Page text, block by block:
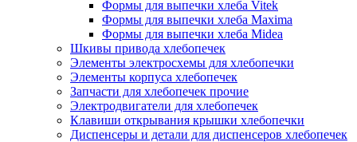
Формы для выпечки хлеба Vitek
Формы для выпечки хлеба Maxima
Формы для выпечки хлеба Midea
Шкивы привода хлебопечек
Элементы электросхемы для хлебопечки
Элементы корпуса хлебопечек
Запчасти для хлебопечек прочие
Электродвигатели для хлебопечек
Клавиши открывания крышки хлебопечки
Диспенсеры и детали для диспенсеров хлебопечек